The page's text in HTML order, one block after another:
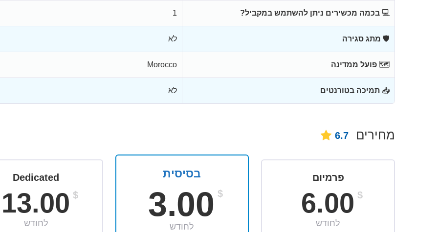
💻 בכמה מכשירים ניתן להשתמש במקביל? 1
🛡 מתג סגירה לא
🗺 פועל ממדינה Morocco
📥 תמיכה בטורנטים לא
מחירים 6.7
בסיסית
$
3.00
לחודש
פרמיום
$
6.00
לחודש
Dedicated
$
13.00
לחודש